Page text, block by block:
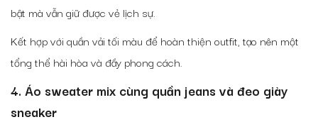
bật mà vẫn giữ được vẻ lịch sự.
Kết hợp với quần vải tối màu để hoàn thiện outfit, tạo nên một
tổng thể hài hòa và đầy phong cách.
4. Áo sweater mix cùng quần jeans và đeo giày
sneaker